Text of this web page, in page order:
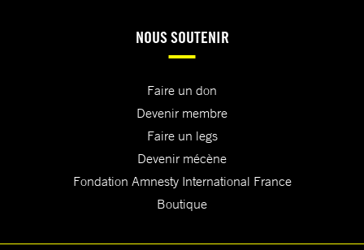
NOUS SOUTENIR
Faire un don
Devenir membre
Faire un legs
Devenir mécène
Fondation Amnesty International France
Boutique